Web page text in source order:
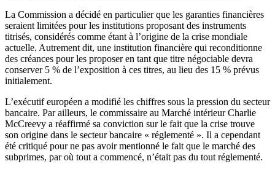
La Commission a décidé en particulier que les garanties financières
seraient limitées pour les institutions proposant des instruments
titrisés, considérés comme étant à l’origine de la crise mondiale
actuelle. Autrement dit, une institution financière qui reconditionne
des créances pour les proposer en tant que titre négociable devra
conserver 5 % de l’exposition à ces titres, au lieu des 15 % prévus
initialement.
L’exécutif européen a modifié les chiffres sous la pression du secteur
bancaire. Par ailleurs, le commissaire au Marché intérieur Charlie
McCreevy a réaffirmé sa conviction sur le fait que la crise trouve
son origine dans le secteur bancaire « réglementé ». Il a cependant
été critiqué pour ne pas avoir mentionné le fait que le marché des
subprimes, par où tout a commencé, n’était pas du tout réglementé.